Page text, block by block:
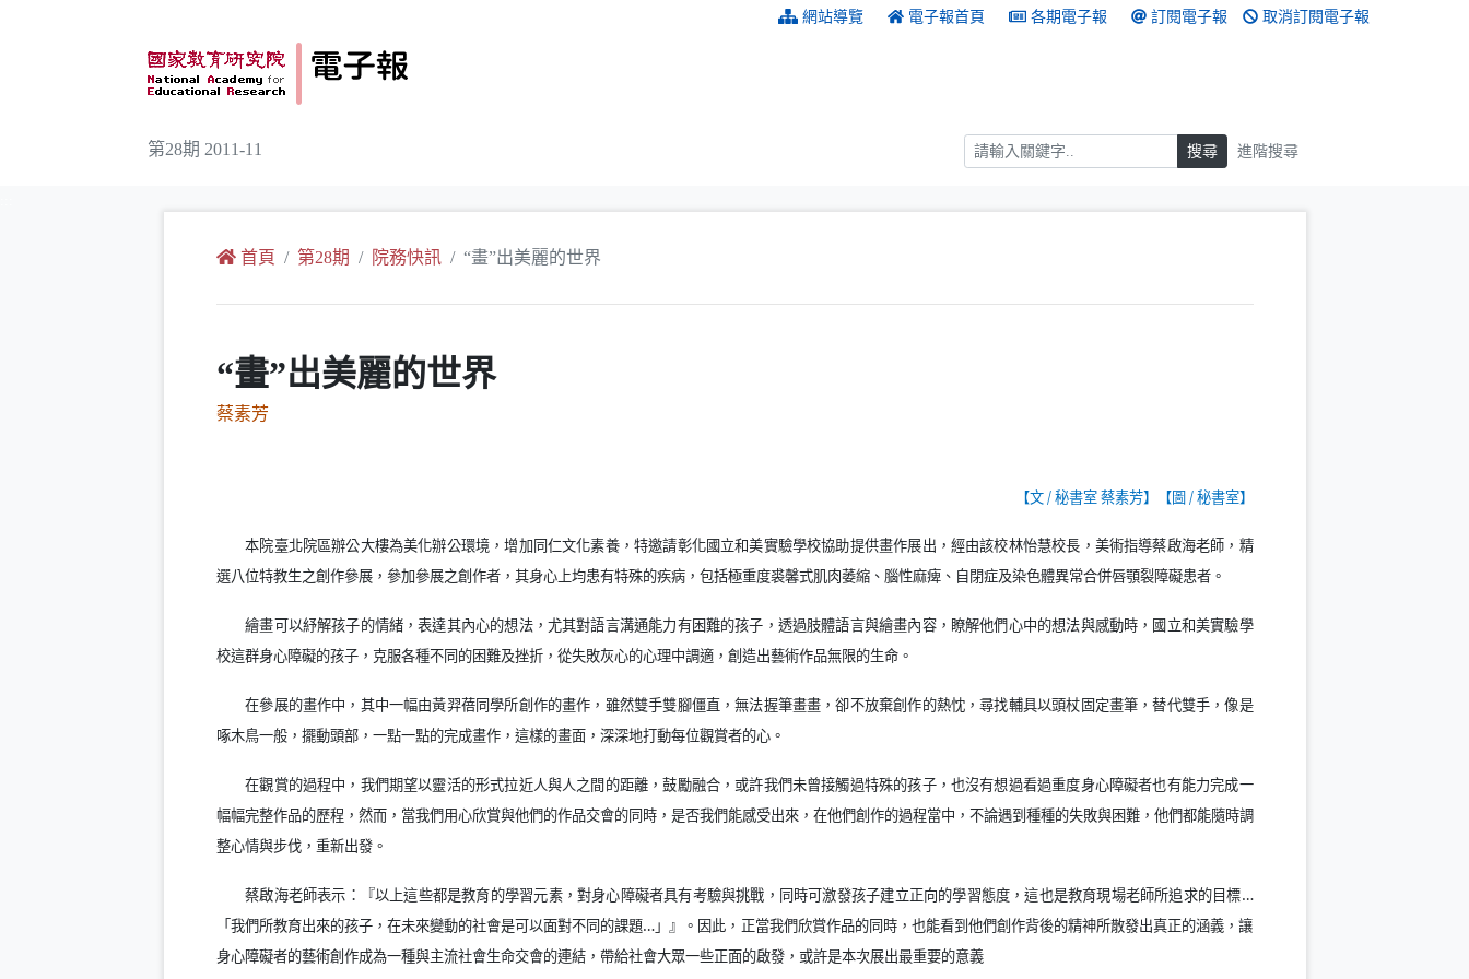
網站導覽 電子報首頁 各期電子報 訂閱電子報 取消訂閱電子報
第28期 2011-11 搜尋 搜尋 進階搜尋
首頁 第28期 院務快訊 “畫”出美麗的世界
“畫”出美麗的世界
蔡素芳
【文/秘書室 蔡素芳】【圖/秘書室】
本院臺北院區辦公大樓為美化辦公環境，增加同仁文化素養，特邀請彰化國立和美實驗學校協助提供畫作展出，經由該校林怡慧校長，美術指導蔡啟海老師，精
選八位特教生之創作參展，參加參展之創作者，其身心上均患有特殊的疾病，包括極重度裘馨式肌肉萎縮、腦性麻痺、自閉症及染色體異常合併唇顎裂障礙患者。
繪畫可以紓解孩子的情緒，表達其內心的想法，尤其對語言溝通能力有困難的孩子，透過肢體語言與繪畫內容，瞭解他們心中的想法與感動時，國立和美實驗學
校這群身心障礙的孩子，克服各種不同的困難及挫折，從失敗灰心的心理中調適，創造出藝術作品無限的生命。
在參展的畫作中，其中一幅由黃羿蓓同學所創作的畫作，雖然雙手雙腳僵直，無法握筆畫畫，卻不放棄創作的熱忱，尋找輔具以頭杖固定畫筆，替代雙手，像是
啄木鳥一般，擺動頭部，一點一點的完成畫作，這樣的畫面，深深地打動每位觀賞者的心。
在觀賞的過程中，我們期望以靈活的形式拉近人與人之間的距離，鼓勵融合，或許我們未曾接觸過特殊的孩子，也沒有想過看過重度身心障礙者也有能力完成一
幅幅完整作品的歷程，然而，當我們用心欣賞與他們的作品交會的同時，是否我們能感受出來，在他們創作的過程當中，不論遇到種種的失敗與困難，他們都能隨時調
整心情與步伐，重新出發。
蔡啟海老師表示：『以上這些都是教育的學習元素，對身心障礙者具有考驗與挑戰，同時可激發孩子建立正向的學習態度，這也是教育現場老師所追求的目標…
「我們所教育出來的孩子，在未來變動的社會是可以面對不同的課題…」』。因此，正當我們欣賞作品的同時，也能看到他們創作背後的精神所散發出真正的涵義，讓
身心障礙者的藝術創作成為一種與主流社會生命交會的連結，帶給社會大眾一些正面的啟發，或許是本次展出最重要的意義